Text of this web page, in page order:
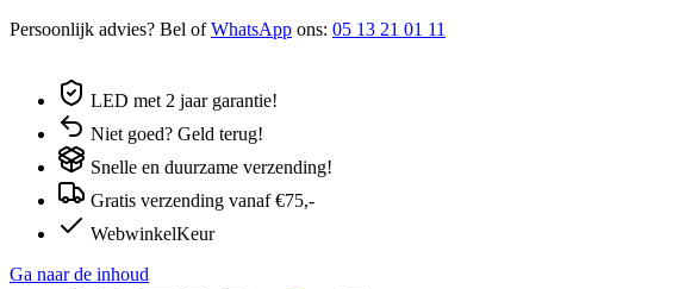
Persoonlijk advies? Bel ofWhatsApp ons: 05 13 21 01 11
LED met 2 jaar garantie!
Niet goed? Geld terug!
Snelle en duurzame verzending!
Gratis verzending vanaf €75,-
WebwinkelKeur
Ga naar de inhoud